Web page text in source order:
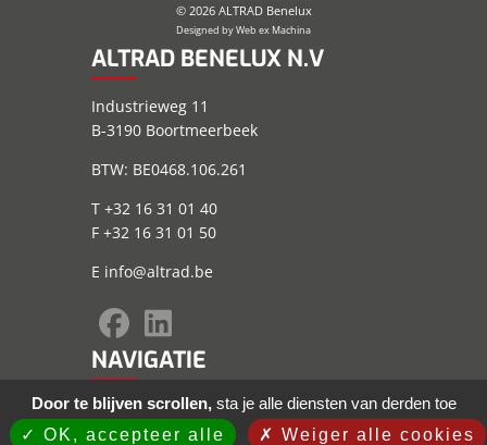
© 2026 ALTRAD Benelux
Designed byWeb ex Machina
ALTRAD BENELUX N.V
Industrieweg 11
B-3190 Boortmeerbeek
BTW: BE0468.106.261
T +32 16 31 01 40
F +32 16 31 01 50
E info@altrad.be
NAVIGATIE
Sitemap
Wettelijke informatie
Door te blijven scrollen,sta je alle diensten van derden toe
OK, accepteer alle
Weiger alle cookies